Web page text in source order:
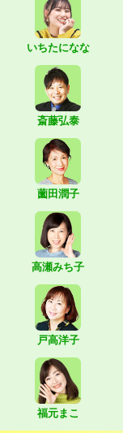
いちたになな
斎藤弘泰
薗田潤子
高瀬みち子
戸高洋子
福元まこ